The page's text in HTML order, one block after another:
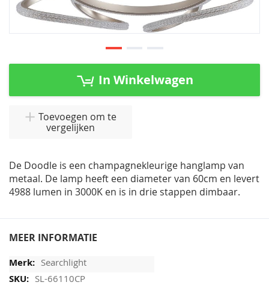
Ga
In Winkelwagen
Toevoegen om te
vergelijken
De Doodle is een champagnekleurige hanglamp van
metaal. De lamp heeft een diameter van 60cm en levert
4988 lumen in 3000K en is in drie stappen dimbaar.
MEER INFORMATIE
Searchlight
SL-66110CP